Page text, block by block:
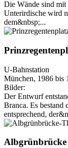
Die Wände sind mit
Unterirdische wird
dem&nbsp;...
U-Bahnstation
München, 1986 bis
Bilder:
Der Entwurf
Branca. Es bestand
entsprechend,
Albgrünbrücke